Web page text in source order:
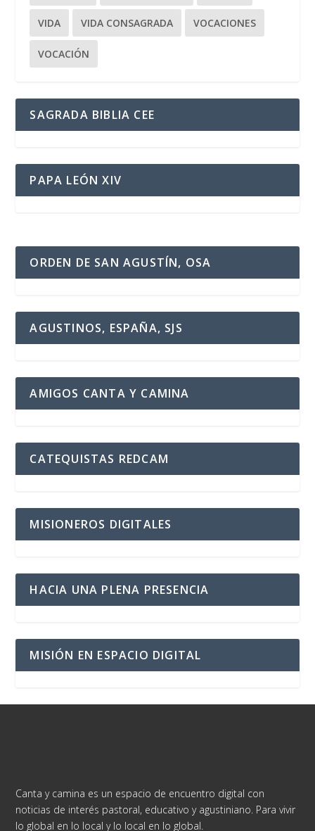
VIDA VIDA CONSAGRADA VOCACIONES
VOCACIÓN
SAGRADA BIBLIA CEE
PAPA LEÓN XIV
ORDEN DE SAN AGUSTÍN, OSA
AGUSTINOS, ESPAÑA, SJS
AMIGOS CANTA Y CAMINA
CATEQUISTAS REDCAM
MISIONEROS DIGITALES
HACIA UNA PLENA PRESENCIA
MISIÓN EN ESPACIO DIGITAL
Canta y camina es un espacio de encuentro digital con
noticias de interés pastoral, educativo y agustiniano. Para vivir
lo global en lo local y lo local en lo global.